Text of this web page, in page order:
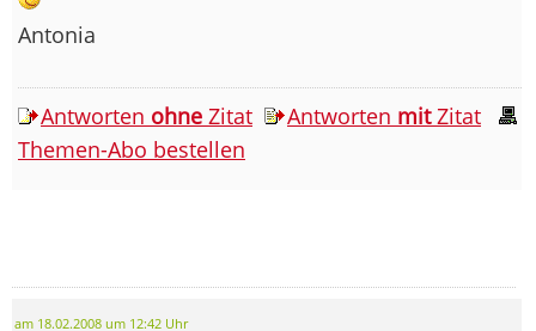
Antonia
Antworten ohne Zitat Antworten mitZitat
Themen-Abo bestellen
am 18.02.2008 um 12:42 Uhr